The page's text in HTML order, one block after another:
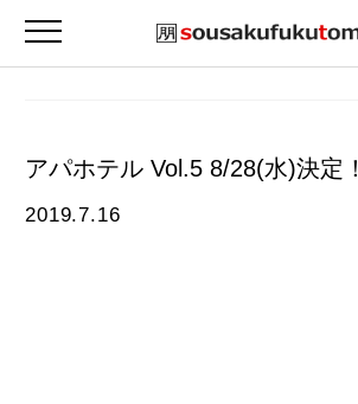
アパホテル Vol.5 8/28(水)決定！
2019.7.16